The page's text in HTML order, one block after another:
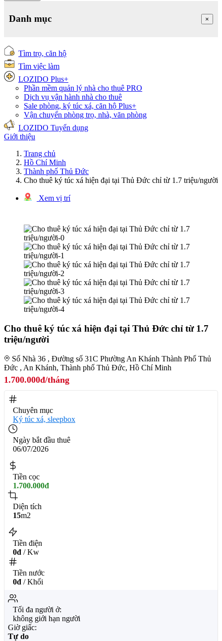
Danh mục ×
Tìm trọ, căn hộ
Tìm việc làm
LOZIDO Plus+
Phần mềm quản lý nhà cho thuê PRO
Dịch vụ vận hành nhà cho thuê
Sale phòng, ký túc xá, căn hộ Plus+
Vận chuyển phòng trọ, nhà, văn phòng
LOZIDO Tuyển dụng
Giới thiệu
Trang chủ
Hồ Chí Minh
Thành phố Thủ Đức
Cho thuê ký túc xá hiện đại tại Thủ Đức chỉ từ 1.7 triệu/người
Xem vị trí
Cho thuê ký túc xá hiện đại tại Thủ Đức chỉ từ 1.7
triệu/người
Số Nhà 36 , Đường số 31C Phường An Khánh Thành Phố Thủ
Đức , An Khánh, Thành phố Thủ Đức, Hồ Chí Minh
1.700.000đ/tháng
Chuyên mục
Ký túc xá, sleepbox
Ngày bắt đầu thuê
06/07/2026
Tiền cọc
1.700.000đ
Diện tích
15m2
Tiền điện
0đ / Kw
Tiền nước
0đ / Khối
Tối đa người ở:
không giới hạn người
Giờ giấc:
Tự do